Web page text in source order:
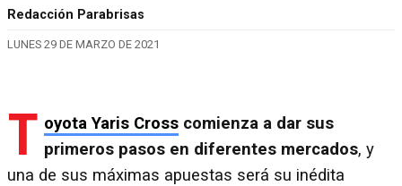
Redacción Parabrisas
LUNES 29 DE MARZO DE 2021
T oyota Yaris Cross comienza a dar sus
primeros pasos en diferentes mercados, y
una de sus máximas apuestas será su inédita